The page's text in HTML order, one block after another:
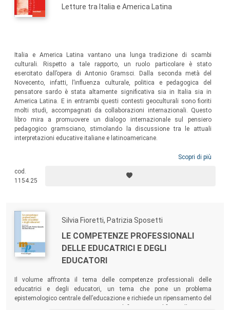
Letture tra Italia e America Latina
Italia e America Latina vantano una lunga tradizione di scambi
culturali. Rispetto a tale rapporto, un ruolo particolare è stato
esercitato dall’opera di Antonio Gramsci. Dalla seconda metà del
Novecento, infatti, l’influenza culturale, politica e pedagogica del
pensatore sardo è stata altamente significativa sia in Italia sia in
America Latina. E in entrambi questi contesti geoculturali sono fioriti
molti studi, accompagnati da collaborazioni internazionali. Questo
libro mira a promuovere un dialogo internazionale sul pensiero
pedagogico gramsciano, stimolando la discussione tra le attuali
interpretazioni educative italiane e latinoamericane.
Scopri di più
cod.
1154.25
Silvia Fioretti, Patrizia Sposetti
LE COMPETENZE PROFESSIONALI
DELLE EDUCATRICI E DEGLI
EDUCATORI
Il volume affronta il tema delle competenze professionali delle
educatrici e degli educatori, un tema che pone un problema
epistemologico centrale dell’educazione e richiede un ripensamento del